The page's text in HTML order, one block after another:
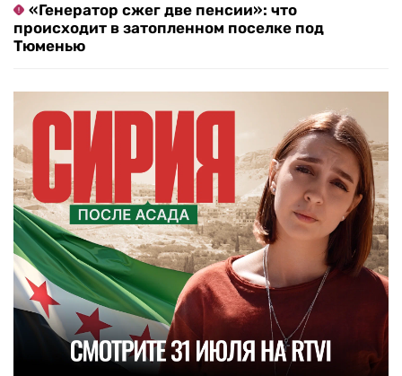
«Генератор сжег две пенсии»: что
происходит в затопленном поселке под
Тюменью